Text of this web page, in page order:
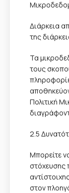
Διάρκεια
της
Τα
τους
Πολιτική
2.5
Μπορείτε
στόχευσης
στον